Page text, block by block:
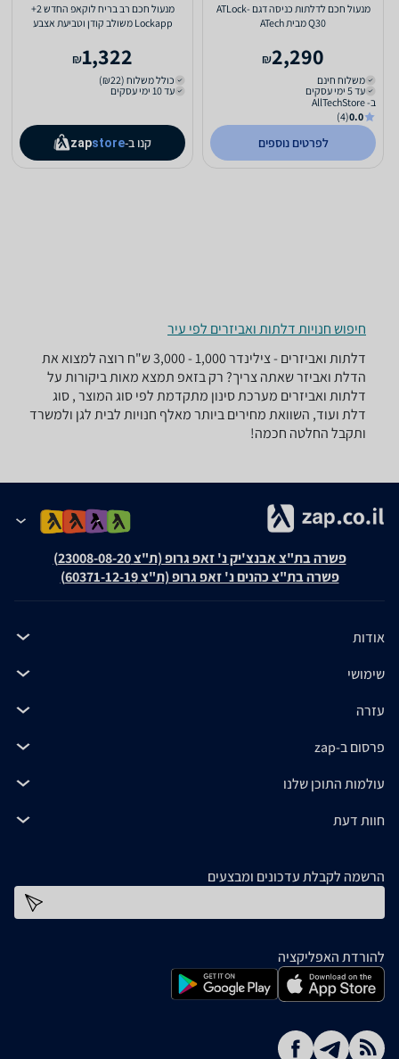
מנעול חכם לדלתות כניסה דגם ATLock-
Q30 מבית ATech
2,290
₪
משלוח חינם
עד 5 ימי עסקים
ב- AllTechStore
0.0
(4)
לפרטים נוספים
מנעול חכם רב בריח לוקאפ החדש 2+
Lockapp משולב קודן וטביעת אצבע
1,322
₪
כולל משלוח (₪22)
עד 10 ימי עסקים
קנו ב- zapstore
חיפוש חנויות דלתות ואביזרים לפי עיר
דלתות ואביזרים - ‏צילינדר ‏1,000 - 3,000 ‏ש"ח רוצה למצוא את
הדלת ואביזר שאתה צריך? רק בזאפ תמצא מאות ביקורות על
דלתות ואביזרים מערכת סינון מתקדמת לפי סוג המוצר , סוג
דלת ועוד, השוואת מחירים ביותר מאלף חנויות לבית לגן ולמשרד
ותקבל החלטה חכמה!
פשרה בת"צ אבנצ'יק נ' זאפ גרופ (ת"צ 23008-08-20)
פשרה בת"צ כהנים נ' זאפ גרופ (ת"צ 60371-12-19)
אודות
שימושי
עזרה
פרסום ב-zap
עולמות התוכן שלנו
חוות דעת
הרשמה לקבלת עדכונים ומבצעים
להורדת האפליקציה